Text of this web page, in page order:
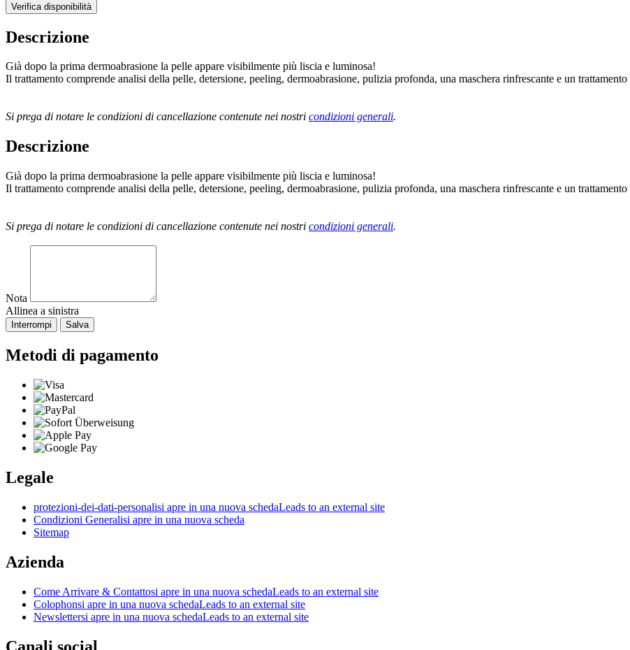
Verifica disponibilità
Descrizione
Già dopo la prima dermoabrasione la pelle appare visibilmente più liscia e luminosa!
Il trattamento comprende analisi della pelle, detersione, peeling, dermoabrasione, pulizia profonda, una maschera rinfrescante e un
Si prega di notare le condizioni di cancellazione contenute nei nostri condizioni generali.
Descrizione
Già dopo la prima dermoabrasione la pelle appare visibilmente più liscia e luminosa!
Il trattamento comprende analisi della pelle, detersione, peeling, dermoabrasione, pulizia profonda, una maschera rinfrescante e un
Si prega di notare le condizioni di cancellazione contenute nei nostri condizioni generali.
Nota
Allinea a sinistra
Interrompi Salva
Metodi di pagamento
Legale
protezioni-dei-dati-personalisi apre in una nuova schedaLeads to an external site
Condizioni Generalisi apre in una nuova scheda
Sitemap
Azienda
Come Arrivare & Contattosi apre in una nuova schedaLeads to an external site
Colophonsi apre in una nuova schedaLeads to an external site
Newslettersi apre in una nuova schedaLeads to an external site
Canali social